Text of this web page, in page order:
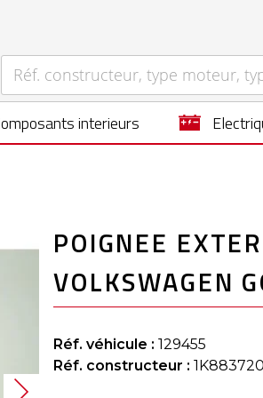
composants interieurs
POIGNEE
VOLKSWAGEN
Réf. véhicule : 129455
Réf. constructeur :